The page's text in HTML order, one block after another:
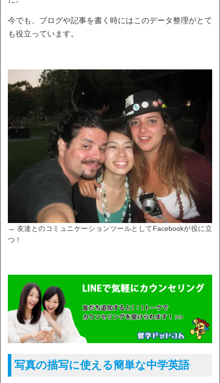
今でも、ブログや記事を書く時にはこのデータ整理がとて
も役立っています。
→ 友達とのコミュニケーションツールとしてFacebookが役に立
つ！
写真の描写に使える簡単な中学英語